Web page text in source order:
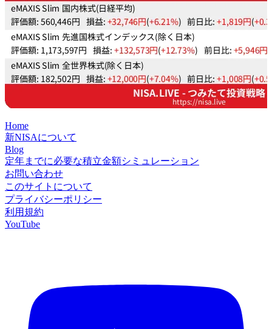
Home
新NISAについて
Blog
定年までに必要な積立金額シミュレーション
お問い合わせ
このサイトについて
プライバシーポリシー
利用規約
YouTube